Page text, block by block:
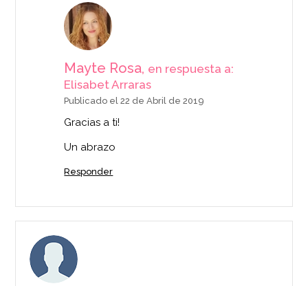
Mayte Rosa, en respuesta a:
Elisabet Arraras
Publicado el 22 de Abril de 2019
Gracias a ti!
Un abrazo
Responder